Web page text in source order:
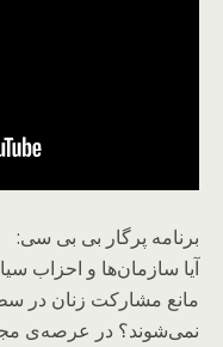
برنامه پرگار بی بی سی:
آیا سازمان‌ها و احزاب
مانع مشارکت زنان در
نمی‌شوند؟ در عرصه‌ی